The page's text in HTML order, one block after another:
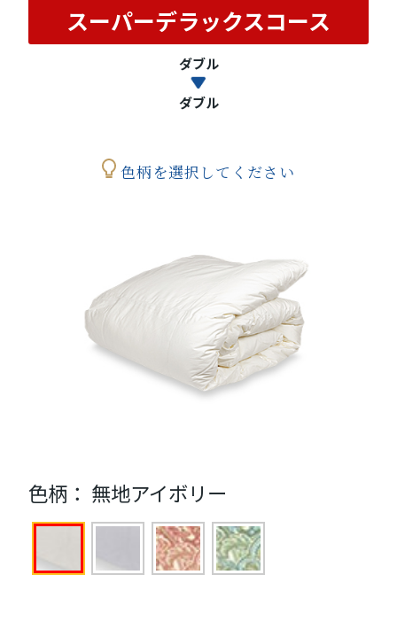
スーパーデラックスコース
ダブル
ダブル
色柄を選択してください
色柄： 無地アイボリー